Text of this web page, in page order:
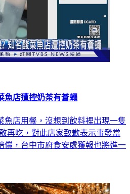
店遭控奶茶有蒼蠅
魚店用餐，沒想到飲料裡出現一隻
再吃，對此店家致歉表示事發當
償，台中市府食安處獲報也將進一